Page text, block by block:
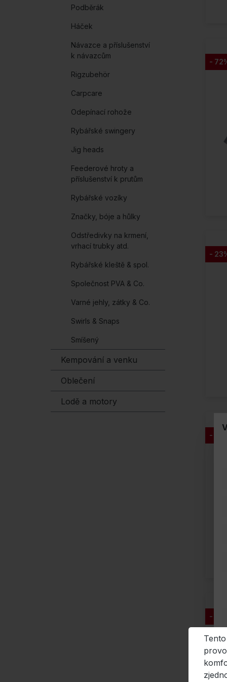
Podběrák
Háček
Návazce a příslušenství
k návazcům
Rigzubehör
Carpcare
Odepínací rohože
Rybářské swingery
Jig heads
Feederové hroty a
příslušenství k prutům
Rybářské vozíky
Značky, bóje a hůlky
Odstředivky na krmení,
vrhací trubky atd.
Rybářské kleště & spol.
Společnost PVA & Co.
Varné jehly, zátky & Co.
Swirls & Snaps
Smíšený
Kempování a venku
Oblečení
Lodě a motory
-
-
- 28%
- 31%